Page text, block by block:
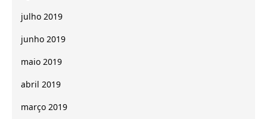
julho 2019
junho 2019
maio 2019
abril 2019
março 2019